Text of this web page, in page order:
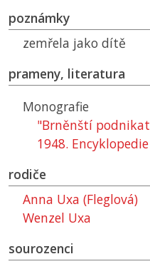
poznámky
zemřela jako dítě
prameny, literatura
Monografie
"Brněnští
1948.
rodiče
Anna Uxa (Fleglová)
Wenzel Uxa
sourozenci